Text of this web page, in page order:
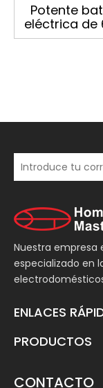
Potente
eléctrica de
Nuestra empresa
especializado en
ENLACES
PRODUCTOS
CONTACTO